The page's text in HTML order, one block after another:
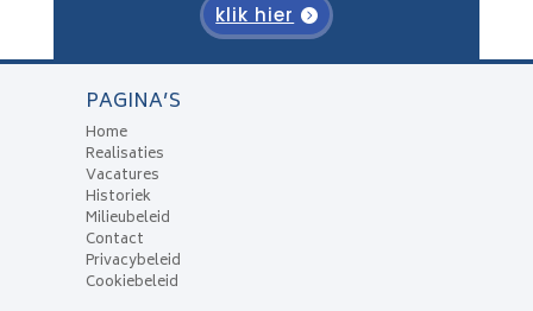
klik hier
PAGINA’S
Home
Realisaties
Vacatures
Historiek
Milieubeleid
Contact
Privacybeleid
Cookiebeleid